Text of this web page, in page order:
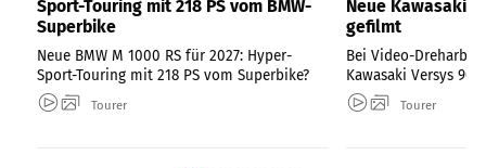
Sport-Touring mit 218 PS vom BMW-
Superbike
Neue BMW M 1000 RS für 2027: Hyper-
Sport-Touring mit 218 PS vom Superbike?
Tourer
Neue Kawasaki
gefilmt
Bei Video-
Kawasaki Versys
Tourer